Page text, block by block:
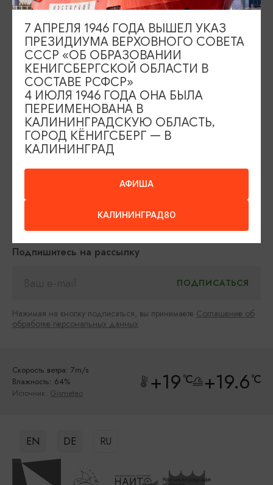
Площадь Победы, 1Закрыто
ул. Октябрьская, 2/3Открыто
info@visit-kaliningrad.ru
События
Где поесть
Где остановиться
Туристический центр
Подпишитесь на рассылку
Нажимая на кнопку подписаться, вы принимаете Соглашение об
обработке персональных данных
Скорость ветра: 7m/s
Влажность: 64%
Источник: Gismeteo +19°C +19.6°C
EN DE RU
АФИША
КАЛИНИНГРАД80
7 АПРЕЛЯ 1946 ГОДА ВЫШЕЛ УКАЗ
ПРЕЗИДИУМА ВЕРХОВНОГО СОВЕТА
СССР «ОБ ОБРАЗОВАНИИ
КЕНИГСБЕРГСКОЙ ОБЛАСТИ В
СОСТАВЕ РСФСР»
4 ИЮЛЯ 1946 ГОДА ОНА БЫЛА
ПЕРЕИМЕНОВАНА В
КАЛИНИНГРАДСКУЮ ОБЛАСТЬ,
ГОРОД КЁНИГСБЕРГ — В
КАЛИНИНГРАД